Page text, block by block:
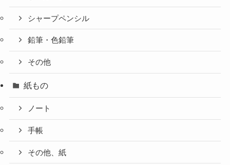
シャープペンシル
鉛筆・色鉛筆
その他
紙もの
ノート
手帳
その他、紙